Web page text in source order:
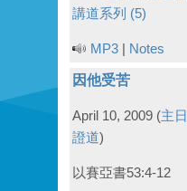
講道系列 (5)
MP3 | Notes
因他受苦
April 10, 2009 (主日
證道)
以賽亞書53:4-12